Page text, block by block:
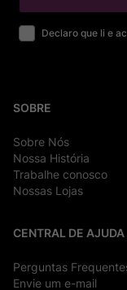
Declaro que li e
SOBRE
Sobre Nós
Nossa História
Trabalhe conosco
Nossas Lojas
CENTRAL DE AJUDA
Perguntas
Envie um e-mail